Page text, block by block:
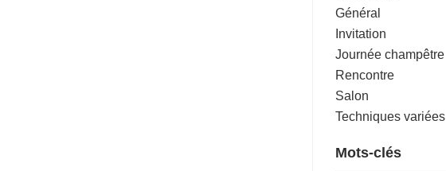
Général
Invitation
Journée champêtre
Rencontre
Salon
Techniques variées
Mots-clés